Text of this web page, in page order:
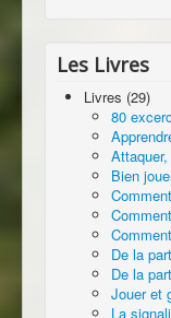
Les Livres
Livres (29)
80
Bien
De la
De la
Jouer et
La